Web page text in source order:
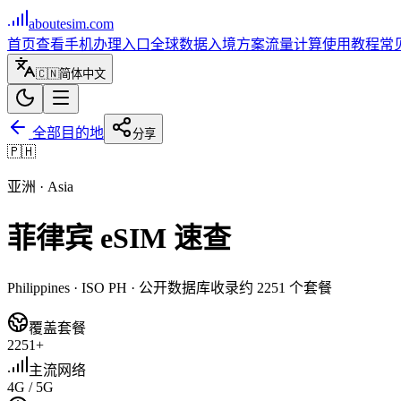
aboutesim.com
首页查看手机办理入口全球数据入境方案流量计算使用教程常
🇨🇳简体中文
全部目的地 分享
🇵🇭
亚洲 · Asia
菲律宾 eSIM 速查
Philippines · ISO PH · 公开数据库收录约 2251 个套餐
覆盖套餐
2251+
主流网络
4G / 5G